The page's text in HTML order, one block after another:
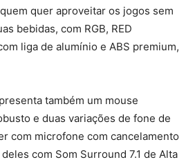
quer aproveitar os jogos sem
bebidas, com RGB, RED
liga de alumínio e ABS premium,
também um mouse
e duas variações de fone de
com microfone com cancelamento
com Som Surround 7.1 de Alta